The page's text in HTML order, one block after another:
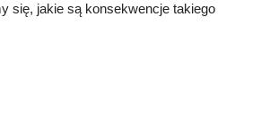
się, jakie są konsekwencje takiego